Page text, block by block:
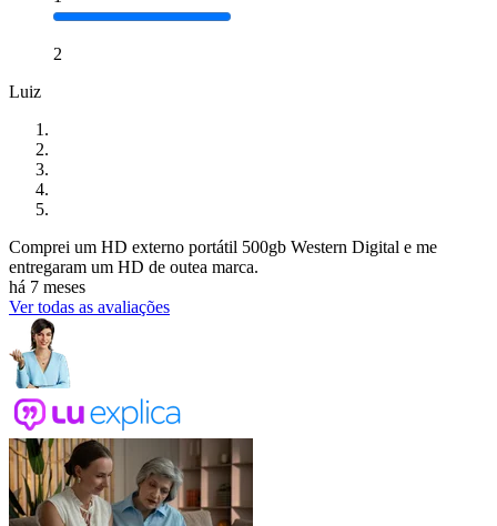
2
Luiz
Comprei um HD externo portátil 500gb Western Digital e me
entregaram um HD de outea marca.
há 7 meses
Ver todas as avaliações